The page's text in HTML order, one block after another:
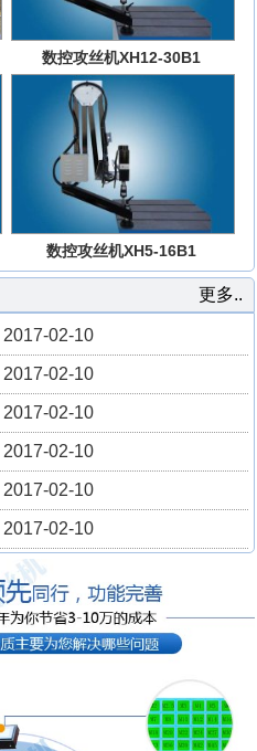
数控攻丝机XH12-30B1
数控攻丝机XH5-16B1
更多..
2017-02-10
2017-02-10
2017-02-10
2017-02-10
2017-02-10
2017-02-10